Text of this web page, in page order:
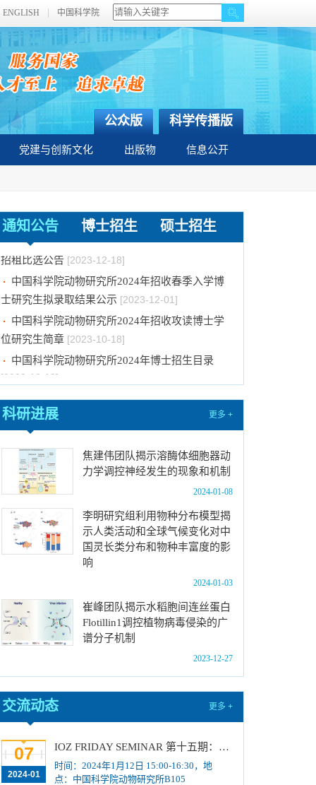
ENGLISH 中国科学院
科学传播版
公众版
党建与创新文化 出版物 信息公开
通知公告 博士招生 硕士招生
中国科学院动物研究所国家动物博物馆文创商店
招租比选公告[2023-12-18]
中国科学院动物研究所2024年招收春季入学博
士研究生拟录取结果公示[2023-12-01]
中国科学院动物研究所2024年招收攻读博士学
位研究生简章[2023-10-18]
中国科学院动物研究所2024年博士招生目录
[2023-10-18]
四批拟录取结果公示[2023-10-17]
关于2023年度中国科学院杰出科技成就奖的拟
中国科学院动物研究所2024年推免生放弃拟录
取资格公示[2023-10-07]
技术奖项目的公示[2024-01-03]
中国科学院动物研究所国家动物博物馆文创商店
招租比选公告[2023-12-18]
中国科学院动物研究所2024年招收春季入学博
中国科学院动物研究所2024年招收攻读博士学
位研究生简章[2023-10-18]
中国科学院动物研究所2024年博士招生目录
[2023-10-18]
2024年招收推荐免试硕士（含直博）研究生第
四批拟录取结果公示
推荐公示[2023-10-16]
中国科学院动物研究所2024年推免生放弃拟录
科研进展 更多 +
焦建伟团队揭示溶酶体细胞器动
力学调控神经发生的现象和机制
2024-01-08
李明研究组利用物种分布模型揭
示人类活动和全球气候变化对中
国灵长类分布和物种丰富度的影
响
2024-01-03
崔峰团队揭示水稻胞间连丝蛋白
Flotillin1调控植物病毒侵染的广
谱分子机制
2023-12-27
交流动态 更多 +
07
2024-01
IOZ FRIDAY SEMINAR 第十五期：Neuronal diversification, specification and function in the hypothalamus、本能行为调控的嗅觉神经编码机制
时间：2024年1月12日 15:00-16:30，地
点：中国科学院动物研究所B105